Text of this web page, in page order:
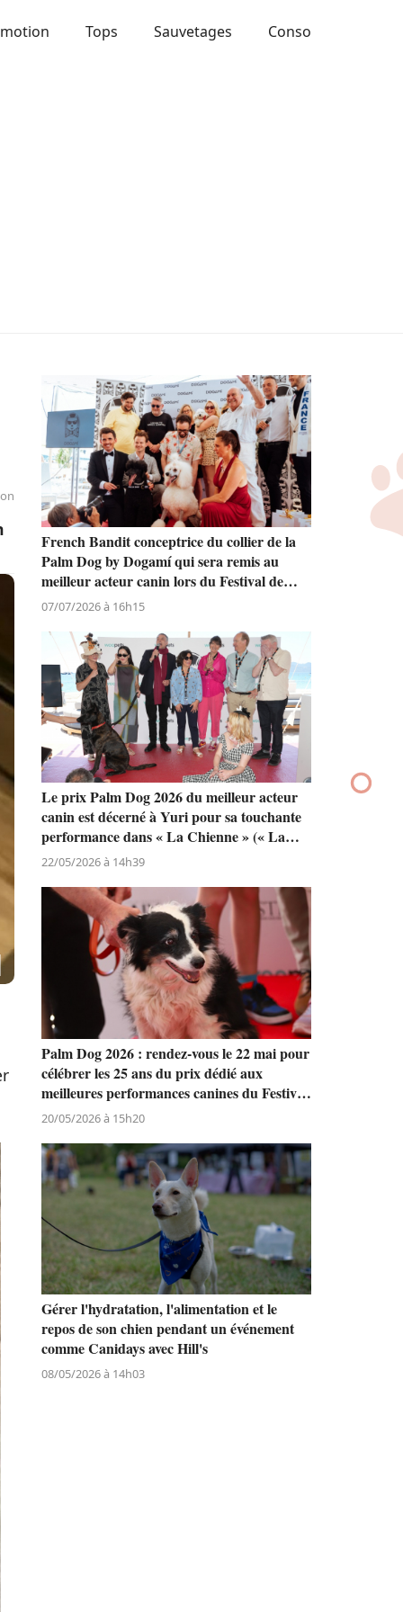
Tops Sauvetages Conso
French Bandit conceptrice du collier de la
Palm Dog by Dogamí qui sera remis au
meilleur acteur canin lors du Festival de
Cannes
07/07/2026 à 16h15
Le prix Palm Dog 2026 du meilleur acteur
canin est décerné à Yuri pour sa touchante
performance dans « La Chienne » (« La
Perra ») de Dominga Sotomayor
22/05/2026 à 14h39
Palm Dog 2026 : rendez-vous le 22 mai pour
célébrer les 25 ans du prix dédié aux
meilleures performances canines du Festival
de Cannes
20/05/2026 à 15h20
Gérer l'hydratation, l'alimentation et le
repos de son chien pendant un événement
comme Canidays avec Hill's
08/05/2026 à 14h03